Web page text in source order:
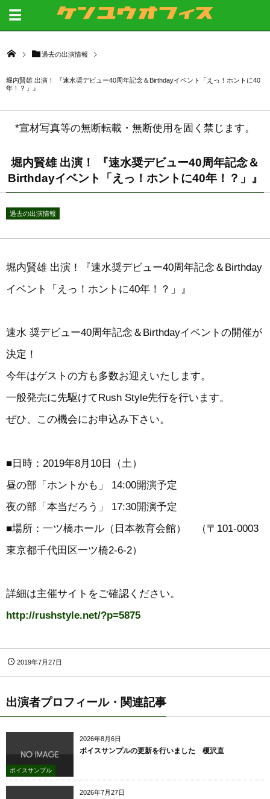
過去の出演情報
堀内賢雄 出演！ 『速水奨デビュー40周年記念＆Birthdayイベント「えっ！ホントに40
年！？」』
*宣材写真等の無断転載・無断使用を固く禁じます。
堀内賢雄 出演！ 『速水奨デビュー40周年記念＆
Birthdayイベント「えっ！ホントに40年！？」』
過去の出演情報
堀内賢雄 出演！『速水奨デビュー40周年記念＆Birthday
イベント「えっ！ホントに40年！？」』
速水 奨デビュー40周年記念＆Birthdayイベントの開催が
決定！
今年はゲストの方も多数お迎えいたします。
一般発売に先駆けてRush Style先行を行います。
ぜひ、この機会にお申込み下さい。
■日時：2019年8月10日（土）
昼の部「ホントかも」 14:00開演予定
夜の部「本当だろう」 17:30開演予定
■場所：一ツ橋ホール（日本教育会館） （〒101-0003
東京都千代田区一ツ橋2-6-2）
詳細は主催サイトをご確認ください。
http://rushstyle.net/?p=5875
2019年7月27日
出演者プロフィール・関連記事
2026年8月6日
ボイスサンプル
ボイスサンプルの更新を行いました 榎沢直
2026年7月27日